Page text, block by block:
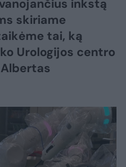
inkstą
skiriame
tai, ką
Urologijos centro